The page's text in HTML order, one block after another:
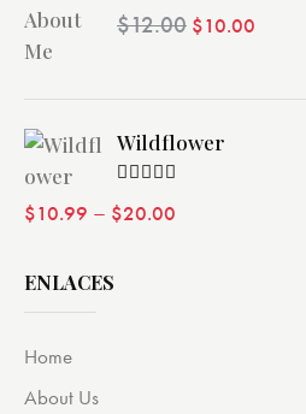
Valorado
con4.00
$12.00 $10.00
Wildflower
con4.00
$10.99 – $20.00
ENLACES
Home
About Us